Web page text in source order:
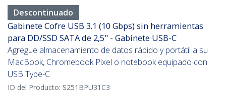
Descontinuado
Gabinete Cofre USB 3.1 (10 Gbps) sin herramientas
para DD/SSD SATA de 2,5" - Gabinete USB-C
Agregue almacenamiento de datos rápido y portátil a su
MacBook, Chromebook Pixel o notebook equipado con
USB Type-C
ID del Producto: S251BPU31C3